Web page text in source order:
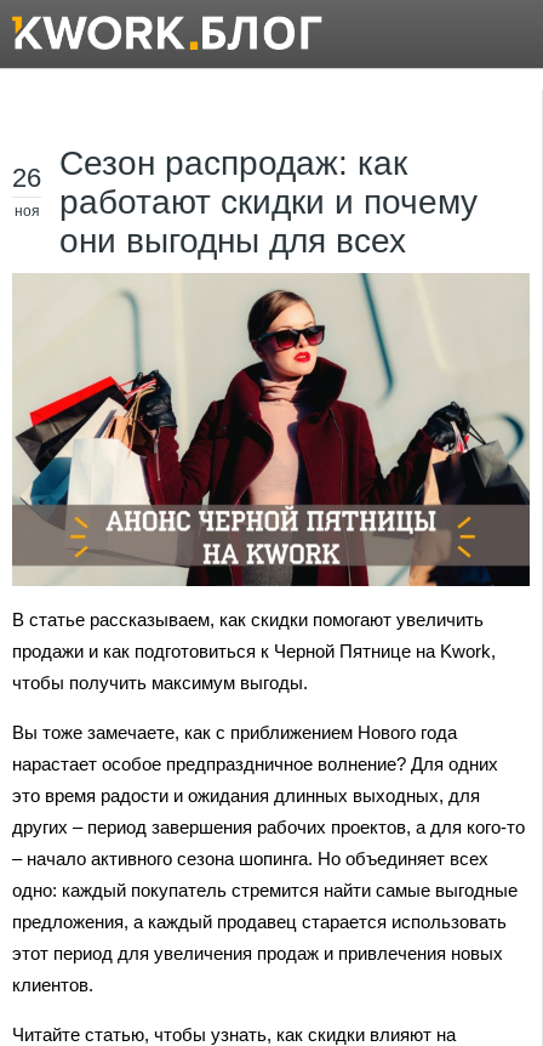
26
ноя
Сезон распродаж: как
работают скидки и почему
они выгодны для всех
В статье рассказываем, как скидки помогают увеличить
продажи и как подготовиться к Черной Пятнице на Kwork,
чтобы получить максимум выгоды.
Вы тоже замечаете, как с приближением Нового года
нарастает особое предпраздничное волнение? Для одних
это время радости и ожидания длинных выходных, для
других – период завершения рабочих проектов, а для кого-то
– начало активного сезона шопинга. Но объединяет всех
одно: каждый покупатель стремится найти самые выгодные
предложения, а каждый продавец старается использовать
этот период для увеличения продаж и привлечения новых
клиентов.
Читайте статью, чтобы узнать, как скидки влияют на